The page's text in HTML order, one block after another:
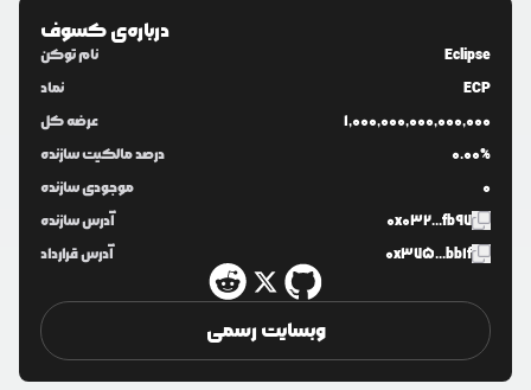
درباره‌یکسوف
نام توکن
Eclipse
نماد
ECP
عرضه کل
1,000,000,000,000,000
درصد مالکیت سازنده
0.00%
موجودی سازنده
0
آدرس سازنده
0x032...fb97
آدرس قرارداد
0x375...bb1f
وبسایت رسمی